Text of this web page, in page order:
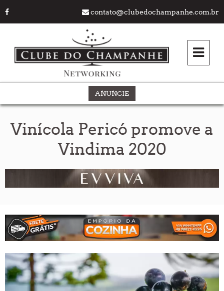
contato@clubedochampanhe.com.br
ANUNCIE
Vinícola Pericó promove a
Vindima 2020